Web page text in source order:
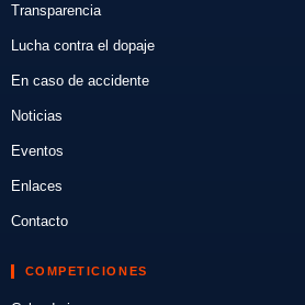
Transparencia
Lucha contra el dopaje
En caso de accidente
Noticias
Eventos
Enlaces
Contacto
COMPETICIONES